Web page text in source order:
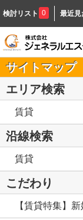
検討リスト 0 最近見
サイトマップ
エリア検索
賃貸
沿線検索
賃貸
こだわり
【賃貸特集】